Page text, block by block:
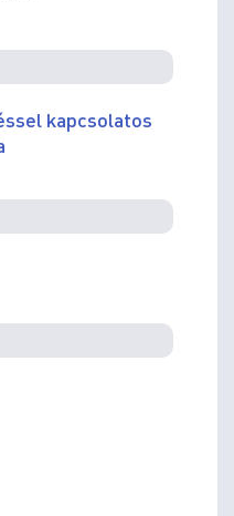
kapcsolatos